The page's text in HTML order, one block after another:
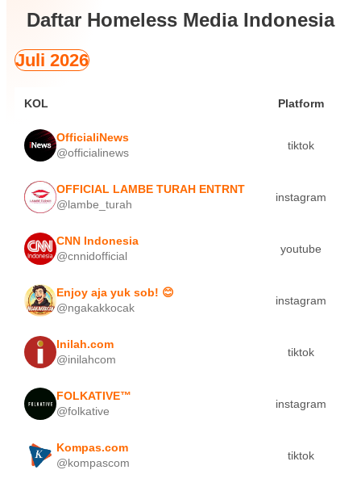
Daftar Homeless Media Indonesia
Juli 2026
KOL Platform
OfficialiNews
@officialinews
tiktok
OFFICIAL LAMBE TURAH ENTRNT
@lambe_turah
instagram
CNN Indonesia
@cnnidofficial
youtube
Enjoy aja yuk sob! 😊
@ngakakkocak
instagram
Inilah.com
@inilahcom
tiktok
FOLKATIVE™
@folkative
instagram
Kompas.com
@kompascom
tiktok